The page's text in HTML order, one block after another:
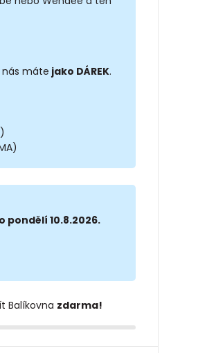
máte jako DÁREK.
pondělí 10.8.2026.
Balíkovna zdarma!